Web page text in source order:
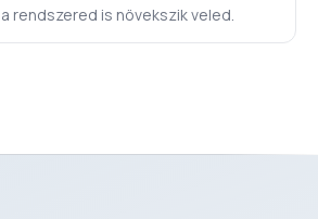
rendszered is növekszik veled.